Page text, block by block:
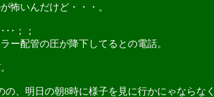
怖いんだけど・・・。
･；；
ー配管の圧が降下してるとの電話。
、明日の朝8時に様子を見に行かにゃならな